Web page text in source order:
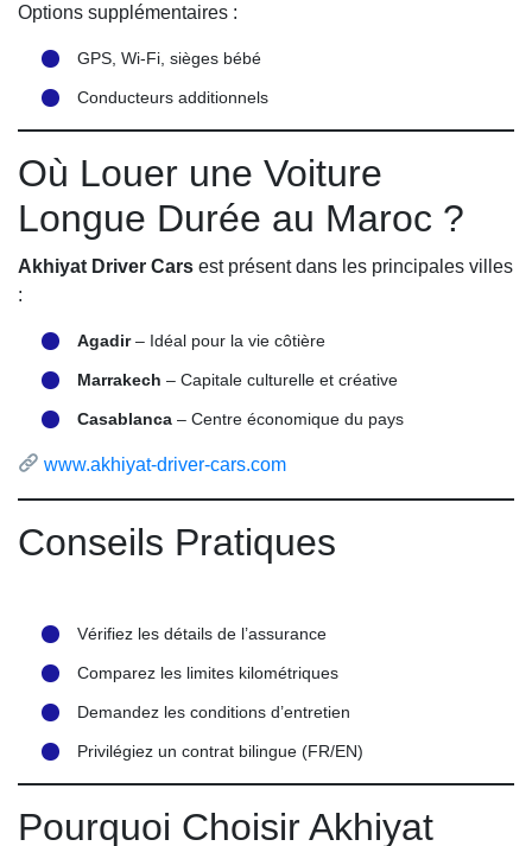
Options supplémentaires :
GPS, Wi-Fi, sièges bébé
Conducteurs additionnels
Où Louer une Voiture
Longue Durée au Maroc ?
Akhiyat Driver Cars est présent dans les principales villes
:
Agadir– Idéal pour la vie côtière
Marrakech – Capitale culturelle et créative
Casablanca – Centre économique du pays
www.akhiyat-driver-cars.com
Conseils Pratiques
Vérifiez les détails de l’assurance
Comparez les limites kilométriques
Demandez les conditions d’entretien
Privilégiez un contrat bilingue (FR/EN)
Pourquoi Choisir Akhiyat